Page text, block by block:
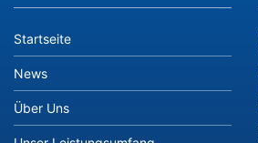
Startseite
News
Über Uns